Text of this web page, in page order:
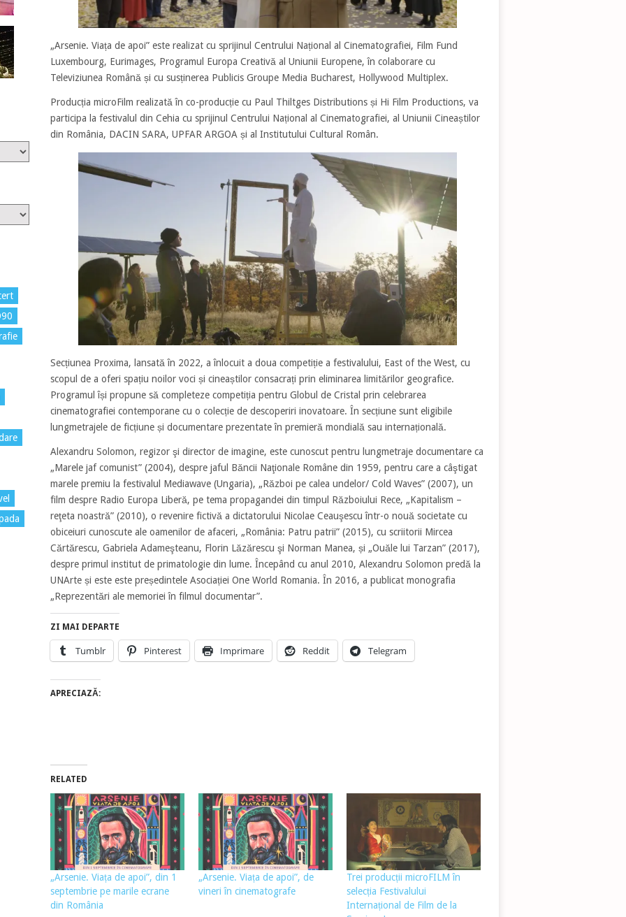
„Arsenie. Viața de apoi” este realizat cu sprijinul Centrului Național al Cinematografiei, Film Fund
Luxembourg, Eurimages, Programul Europa Creativă al Uniunii Europene, în colaborare cu
Televiziunea Română și cu susținerea Publicis Groupe Media Bucharest, Hollywood Multiplex.
Producția microFilm realizată în co-producție cu Paul Thiltges Distributions și Hi Film Productions, va
participa la festivalul din Cehia cu sprijinul Centrului Național al Cinematografiei, al Uniunii Cineaștilor
din România, DACIN SARA, UPFAR ARGOA și al Institutului Cultural Român.
Secțiunea Proxima, lansată în 2022, a înlocuit a doua competiție a festivalului, East of the West, cu
scopul de a oferi spațiu noilor voci și cineaștilor consacrați prin eliminarea limitărilor geografice.
Programul își propune să completeze competiția pentru Globul de Cristal prin celebrarea
cinematografiei contemporane cu o colecție de descoperiri inovatoare. În secțiune sunt eligibile
lungmetrajele de ficțiune și documentare prezentate în premieră mondială sau internațională.
Alexandru Solomon, regizor şi director de imagine, este cunoscut pentru lungmetraje documentare ca
„Marele jaf comunist” (2004), despre jaful Băncii Naţionale Române din 1959, pentru care a câştigat
marele premiu la festivalul Mediawave (Ungaria), „Război pe calea undelor/ Cold Waves” (2007), un
film despre Radio Europa Liberă, pe tema propagandei din timpul Războiului Rece, „Kapitalism –
reţeta noastră” (2010), o revenire fictivă a dictatorului Nicolae Ceauşescu într-o nouă societate cu
obiceiuri cunoscute ale oamenilor de afaceri, „România: Patru patrii” (2015), cu scriitorii Mircea
Cărtărescu, Gabriela Adameşteanu, Florin Lăzărescu şi Norman Manea, și „Ouăle lui Tarzan” (2017),
despre primul institut de primatologie din lume. Începând cu anul 2010, Alexandru Solomon predă la
UNArte și este este președintele Asociației One World Romania. În 2016, a publicat monografia
„Reprezentări ale memoriei în filmul documentar”.
ZI MAI DEPARTE
Tumblr Pinterest Imprimare Reddit Telegram
APRECIAZĂ:
RELATED
„Arsenie. Viața de apoi”, din 1
septembrie pe marile ecrane
din România
„Arsenie. Viața de apoi”, de
vineri în cinematografe
Trei producții microFILM în
selecția Festivalului
Internațional de Film de la